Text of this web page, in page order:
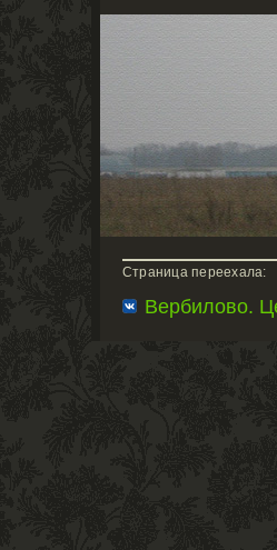
Страница переехала:
Вербилово.